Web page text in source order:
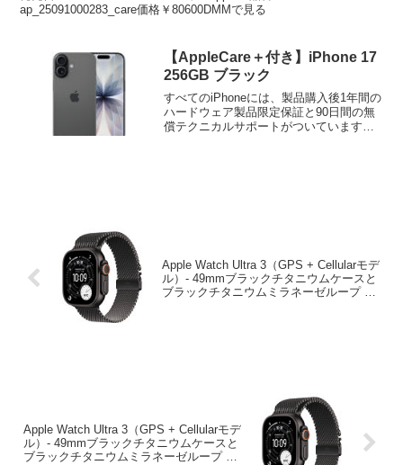
ンド – S/M
ap_25091000283_care価格￥80600DMMで見る
【AppleCare＋付き】iPhone 17
256GB ブラック
すべてのiPhoneには、製品購入後1年間の
ハードウェア製品限定保証と90日間の無
償テクニカルサポートがついています。
Apple Watch Ultra 3（GPS + Cellularモデ
ル）- 49mmブラックチタニウムケースと
ブラックチタニウムミラネーゼループ –
Apple Watch Ultra 3（GPS + Cellularモデ
ル）- 49mmブラックチタニウムケースと
ブラックチタニウムミラネーゼループ –